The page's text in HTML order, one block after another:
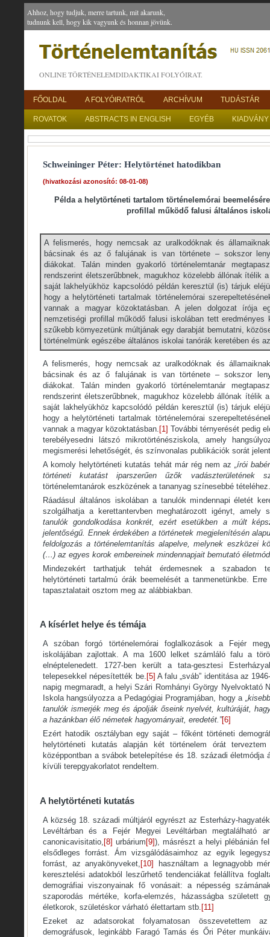
Ahhoz, hogy tudjuk, merre tartunk, mit akarunk,
tudnunk kell, hogy kik vagyunk és honnan jövünk.
ONLINE TÖRTÉNELEMDIDAKTIKAI FOLYÓIRAT.
FŐOLDAL A FOLYÓIRATRÓL ARCHÍVUM TUDÁSTÁR
ROVATOK ABSTRACTS IN ENGLISH EGYÉB
Schweininger Péter: Helytörténet hatodikban
(hivatkozási azonosító: 08-01-08)
Példa a helytörténeti tartalom történelemórai
profillal működő falusi általános
A felismerés, hogy nemcsak az uralkodóknak és
bácsinak és az ő falujának is van története – sokszor
diákokat. Talán minden gyakorló történelemtanár
rendszerint életszerűbbnek, magukhoz közelebb állónak ítélik
saját lakhelyükhöz kapcsolódó példán keresztül (is) tárjuk
hogy a helytörténeti tartalmak történelemórai
vannak a magyar közoktatásban. A jelen dolgozat írója
nemzetiségi profillal működő falusi iskolában tett eredményes
szűkebb környezetünk múltjának egy darabját bemutatni,
történelmünk egészébe általános iskolai tanórák keretében és
A felismerés, hogy nemcsak az uralkodóknak és
bácsinak és az ő falujának is van története – sokszor
diákokat. Talán minden gyakorló történelemtanár
rendszerint életszerűbbnek, magukhoz közelebb állónak ítélik
saját lakhelyükhöz kapcsolódó példán keresztül (is) tárjuk
hogy a helytörténeti tartalmak történelemórai
vannak a magyar közoktatásban. [1] További térnyerését pedig
terebélyesedni látszó mikrotörténésziskola, amely
megismerési lehetőségét, és színvonalas publikációk sorát
A komoly helytörténeti kutatás tehát már rég nem az„írói
történeti kutatást iparszerűen űzők vadászterületének
történelemtanárok eszközének a tananyag színesebbé tételéhez.
Ráadásul általános iskolában a tanulók mindennapi életét
szolgálhatja a kerettantervben meghatározott igényt, amely
tanulók gondolkodása konkrét, ezért esetükben a múlt
jelentőségű. Ennek érdekében a történetek megjelenítésén
feldolgozás a történelemtanítás alapelve, melynek eszközei
(…) az egyes korok embereinek mindennapjait bemutató
Mindezekért tarthatjuk tehát érdemesnek a szabadon
helytörténeti tartalmú órák beemelését a tanmenetünkbe.
tapasztalatait osztom meg az alábbiakban.
A kísérlet helye és témája
A szóban forgó történelemórai foglalkozások a Fejér
iskolájában zajlottak. A ma 1600 lelket számláló falu a
elnéptelenedett. 1727-ben került a tata-gesztesi
telepesekkel népesítették be. [5] A falu „sváb” identitása az
napig megmaradt, a helyi Szári Romhányi György Nyelvoktató
Iskola hangsúlyozza a Pedagógiai Programjában, hogy a
tanulók ismerjék meg és ápolják őseink nyelvét, kultúráját,
a hazánkban élő németek hagyományait, eredetét.”[6]
Ezért hatodik osztályban egy saját – főként történeti
helytörténeti kutatás alapján két történelem órát
középpontban a svábok betelepítése és 18. századi életmódja
kívüli terepgyakorlatot rendeltem.
A helytörténeti kutatás
A község 18. századi múltjáról egyrészt az Esterházy-
Levéltárban és a Fejér Megyei Levéltárban megtalálható
canonicavisitatio, [8] urbárium [9]), másrészt a helyi plébánián
elsődleges forrást. Ám vizsgálódásaimhoz az egyik
forrást, az anyakönyveket, [10]
használtam a legnagyobb
keresztelési adatokból leszűrhető tendenciákat felállítva
demográfiai viszonyainak fő vonásait: a népesség
szaporodás mértéke, korfa-elemzés, házasságba született
életkorok, születéskor várható élettartam stb. [11]
Ezeket az adatsorokat folyamatosan összevetettem
demográfusok, leginkább Faragó Tamás és Őri Péter